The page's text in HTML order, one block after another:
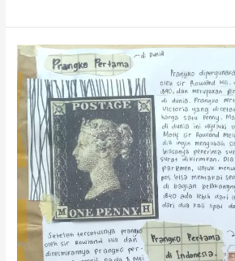
FunFact:
Prangko
Pertama
di
Dunia
dan
di
Indonesia,
tau
ga
sih?